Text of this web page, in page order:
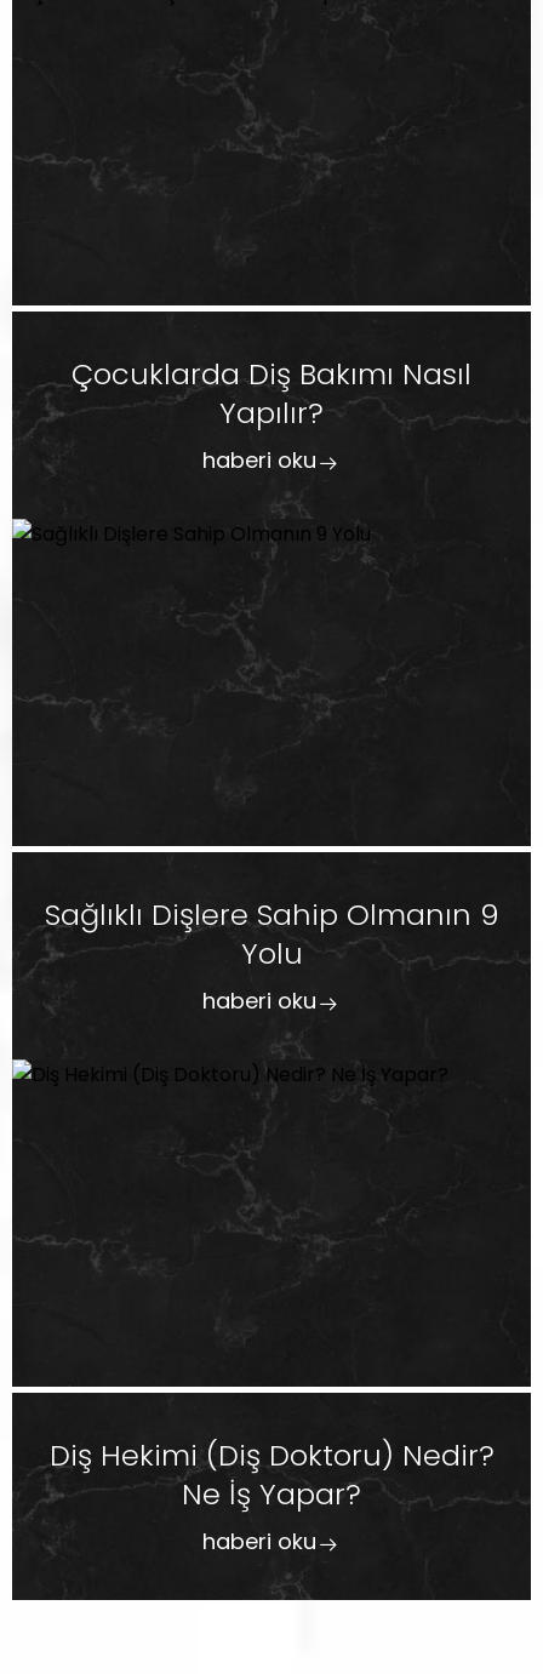
Çocuklarda Diş Bakımı Nasıl
Yapılır?
haberi oku
Sağlıklı Dişlere Sahip Olmanın 9
Yolu
haberi oku
Diş Hekimi (Diş Doktoru) Nedir?
Ne İş Yapar?
haberi oku